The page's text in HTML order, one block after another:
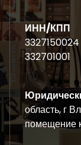
ИНН/КПП
3327150024
332701001
область, г
помещение